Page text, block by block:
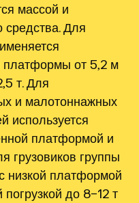
массой и
средства. Для
платформы от 5,2 м
т. Для
и малотоннажных
используется
платформой и
грузовиков группы
низкой платформой
до 8–12 т